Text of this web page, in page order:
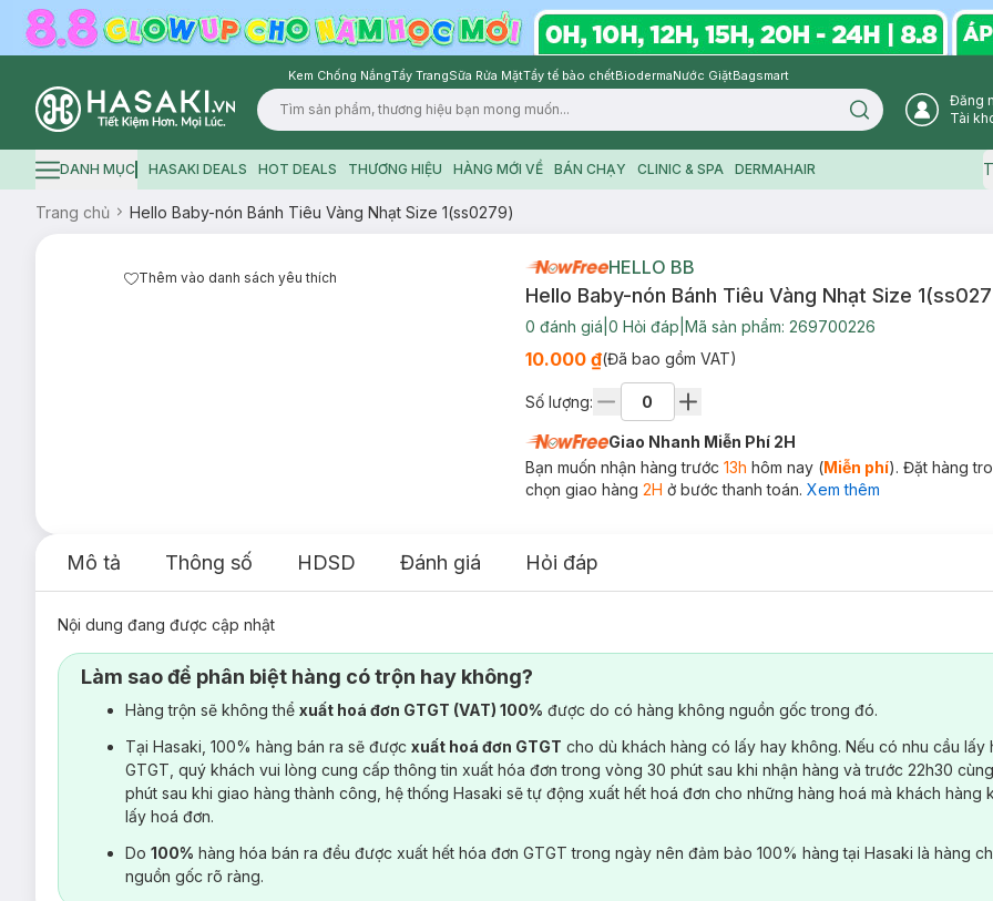
Kem Chống NắngTẩy TrangSữa Rửa MặtTẩy tế bào chếtBiodermaNước GiặtBagsmart
Logo
Search icon
Đăng
Tài
Hamburger icon
DANH MỤC HASAKI DEALS HOT DEALS THƯƠNG HIỆU HÀNG MỚI VỀ BÁN CHẠY CLINIC & SPA DERMAHAIR
Trang chủ Hello Baby-nón Bánh Tiêu Vàng Nhạt Size 1(ss0279)
Thêm vào danh sách yêu thích HELLO BB
Hello Baby-nón Bánh Tiêu Vàng Nhạt Size
0 đánh giá 0 Hỏi đáp Mã sản phẩm: 269700226
10.000 ₫(Đã bao gồm VAT)
Số lượng:
Giao Nhanh Miễn Phí 2H
Bạn muốn nhận hàng trước 13h hôm nay (Miễn phí). Đặt hàng
chọn giao hàng 2H ở bước thanh toán. Xem thêm
Mô tả Thông số HDSD Đánh giá Hỏi đáp
Nội dung đang được cập nhật
Làm sao để phân biệt hàng có trộn hay không?
Hàng trộn sẽ không thể xuất hoá đơn GTGT (VAT) 100% được do có hàng không nguồn gốc trong đó.
Tại Hasaki, 100% hàng bán ra sẽ được xuất hoá đơn GTGT cho dù khách hàng có lấy hay không. Nếu có nhu cầu lấy
GTGT, quý khách vui lòng cung cấp thông tin xuất hóa đơn trong vòng 30 phút sau khi nhận hàng và trước 22h30
phút sau khi giao hàng thành công, hệ thống Hasaki sẽ tự động xuất hết hoá đơn cho những hàng hoá mà khách hàng
lấy hoá đơn.
Do 100% hàng hóa bán ra đều được xuất hết hóa đơn GTGT trong ngày nên đảm bảo 100% hàng tại Hasaki là hàng
nguồn gốc rõ ràng.